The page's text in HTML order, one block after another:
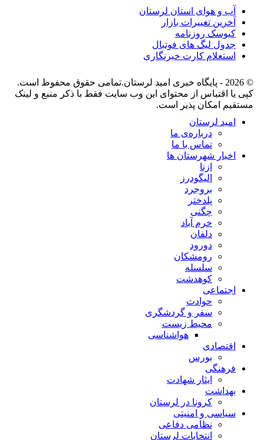
آب و هوای استان لرستان
آخرین تغییرات بازار
کیوسک روزنامه
جدول لیگ های فوتبال
استعلام کارت خبرنگاری
© 2026 - پایگاه خبری اميد لرستان.تمامی حقوق محفوظ است.
کپی یا اقتباس از محتوای این وب سایت فقط با ذکر منبع و لینک
مستقیم امکان پذیر است.
امید لرستان
درباره‌ی ما
تماس با ما
اخبار شهرستان ها
ازنا
الیگودرز
بروجرد
پلدختر
چگنی
خرم آباد
دلفان
دورود
رومشکان
سلسله
کوهدشت
اجتماعی
حوادث
سفر و گردشگری
محیط زیست
هواشناسی
اقتصادی
بورس
فرهنگی
ایثار شهادت
بهداشت
کرونا در لرستان
سیاسی و امنیتی
نظامی دفاعی
انتخابات لرستان